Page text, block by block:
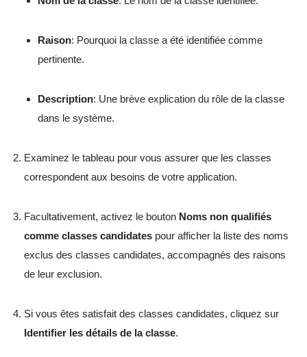
Raison: Pourquoi la classe a été identifiée comme
pertinente.
Description: Une brève explication du rôle de la classe
dans le système.
Examinez le tableau pour vous assurer que les classes
correspondent aux besoins de votre application.
Facultativement, activez le bouton Noms non qualifiés
comme classes candidates pour afficher la liste des noms
exclus des classes candidates, accompagnés des raisons
de leur exclusion.
Si vous êtes satisfait des classes candidates, cliquez sur
Identifier les détails de la classe.